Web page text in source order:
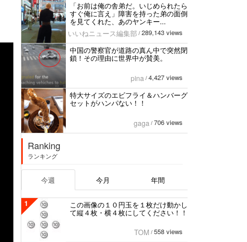
「お前は俺の舎弟だ。いじめられたら
すぐ俺に言え」障害を持った弟の面倒
を見てくれた、あのヤンキー...
いいねニュース編集部 / 289,143 views
中国の警察官が道路の真ん中で突然閉
鎖！その理由に世界中が賛美。
pina / 4,427 views
特大サイズのエビフライ＆ハンバーグ
セットがハンパない！！
gaga / 706 views
Ranking
ランキング
今週 今月 年間
1
この画像の１０円玉を１枚だけ動かし
て縦４枚・横４枚にしてください！！
TOM / 558 views